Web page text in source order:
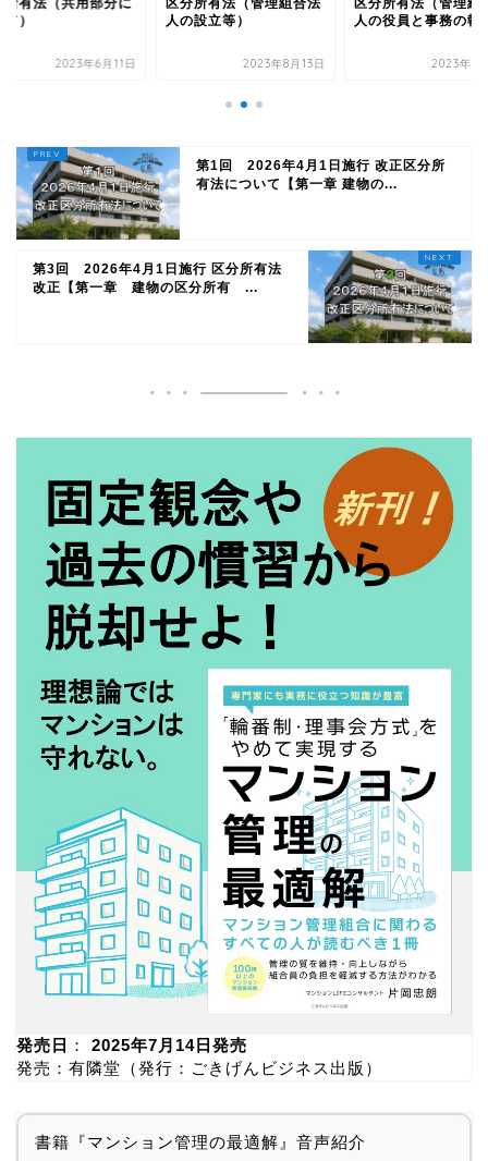
所有法（管理組合法
立等）
2023年8月13日
区分所有法（管理組合法
人の役員と事務の執行）
2023年8月14日
区分所有法（共用部
ついて）
2023年6
第1回 2026年4月1日施行 改正区分所
有法について【第一章 建物の...
第3回 2026年4月1日施行 区分所有法
改正【第一章 建物の区分所有 ...
発売日 ： 2025年7月14日発売
発売：有隣堂（発行：ごきげんビジネス出版）
書籍『マンション管理の最適解』音声紹介